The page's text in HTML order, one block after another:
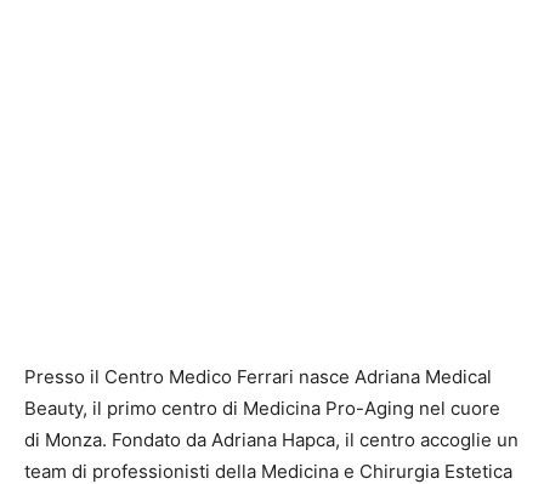
Presso il Centro Medico Ferrari nasce Adriana Medical
Beauty, il primo centro di Medicina Pro-Aging nel cuore
di Monza. Fondato da Adriana Hapca, il centro accoglie un
team di professionisti della Medicina e Chirurgia Estetica